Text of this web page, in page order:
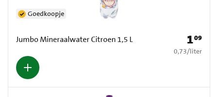
Jumbo Mineraalwater Citroen 1,5 L
Goedkoopje
Prijs: €
109
€ 0,73 per liter
0,73/liter